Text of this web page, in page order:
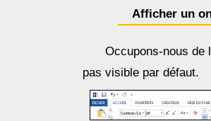
Afficher un
Occupons-nous de
pas visible par défaut.